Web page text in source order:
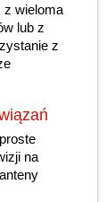
z wieloma
lub z
z
na